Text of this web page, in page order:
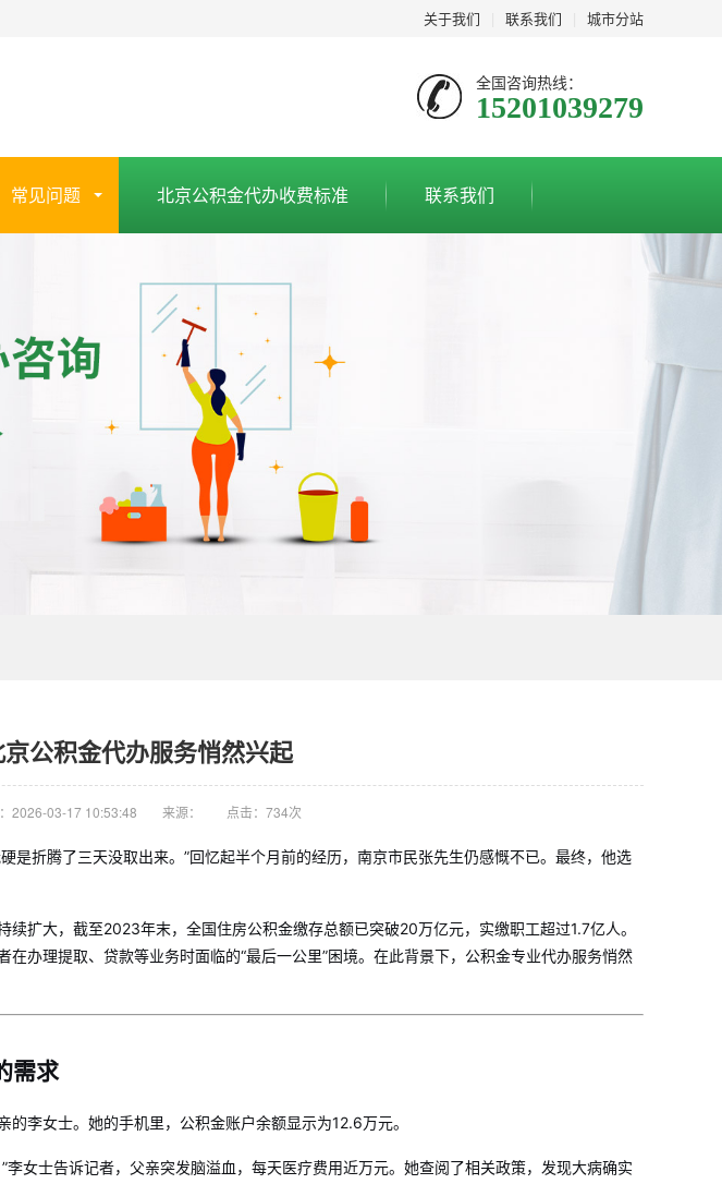
关于我们 联系我们 城市分站
全国咨询热线：
15201039279
常见问题 北京公积金代办收费标准 联系我们
公积金代办服务悄然兴起
2026-03-17 10:53:48 来源： 点击：734次
是折腾了三天没取出来。”回忆起半个月前的经历，南京市民张先生仍感慨不已。最终，他选
扩大，截至2023年末，全国住房公积金缴存总额已突破20万亿元，实缴职工超过1.7亿人。
办理提取、贷款等业务时面临的“最后一公里”困境。在此背景下，公积金专业代办服务悄然
需求
李女士。她的手机里，公积金账户余额显示为12.6万元。
女士告诉记者，父亲突发脑溢血，每天医疗费用近万元。她查阅了相关政策，发现大病确实